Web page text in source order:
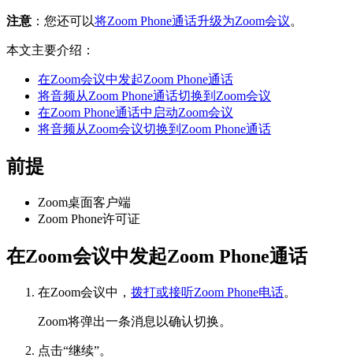
注意 ：您还可以将Zoom Phone通话升级为Zoom会议。
本文主要介绍：
在Zoom会议中发起Zoom Phone通话
将音频从Zoom Phone通话切换到 Zoom会议
在Zoom Phone通话中启动Zoom会议
将音频从Zoom会议切换到 Zoom Phone通话
前提
Zoom桌面客户端
Zoom Phone许可证
在Zoom会议中发起Zoom Phone通话
在Zoom会议中， 拨打或接听Zoom Phone电话。
Zoom将弹出一条消息以确认切换。
点击“继续”。